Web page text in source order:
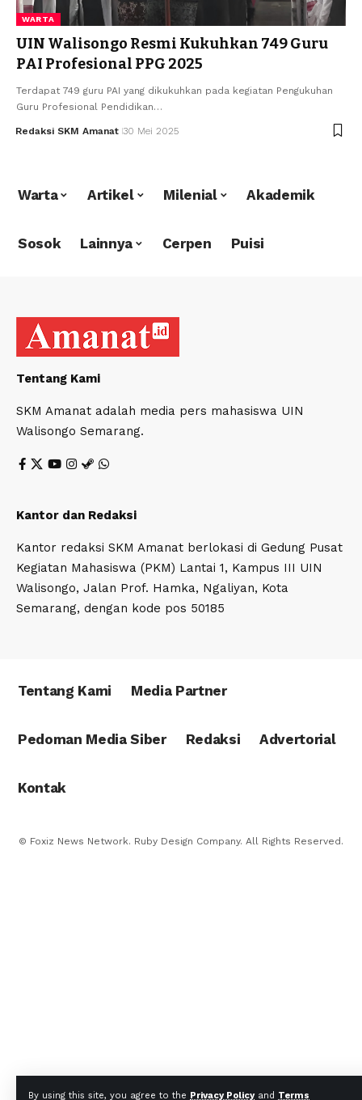
By using this site, you agree to the Privacy Policyand Terms
WARTA
UIN Walisongo Resmi Kukuhkan 749 Guru
PAI Profesional PPG 2025
Terdapat 749 guru PAI yang dikukuhkan pada kegiatan Pengukuhan
Guru Profesional Pendidikan…
Redaksi SKM Amanat 30 Mei 2025
Warta Artikel Milenial Akademik
Sosok Lainnya Cerpen Puisi
Tentang Kami
SKM Amanat adalah media pers mahasiswa UIN
Walisongo Semarang.
Kantor dan Redaksi
Kantor redaksi SKM Amanat berlokasi di Gedung Pusat
Kegiatan Mahasiswa (PKM) Lantai 1, Kampus III UIN
Walisongo, Jalan Prof. Hamka, Ngaliyan, Kota
Semarang, dengan kode pos 50185
Tentang Kami Media Partner
Pedoman Media Siber Redaksi Advertorial
Kontak
© Foxiz News Network. Ruby Design Company. All Rights Reserved.